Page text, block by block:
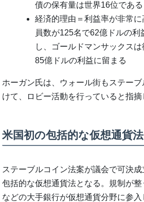
債の保有量は世界16位である
経済的理由＝利益率が非常
員数が125名で62億ドルの
し、ゴールドマンサックス
85億ドルの利益に留まる
ホーガン氏は、ウォール街もステー
けて、ロビー活動を行っていると指摘
米国初の包括的な仮想通貨
ステーブルコイン法案が議会で可決
包括的な仮想通貨法となる。規制が
などの大手銀行が仮想通貨分野に参入